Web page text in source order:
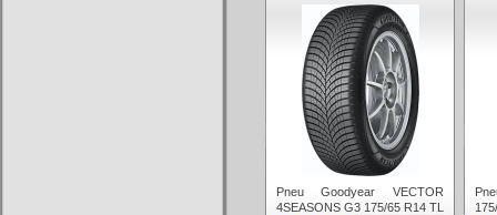
86H Celoroční
Pneu Goodyear VECTOR
4SEASONS G3 175/65 R14 TL